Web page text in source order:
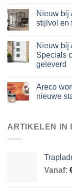
Nieuw bij
stijlvol en
Nieuw bij
Specials
geleverd
Areco
nieuwe
ARTIKELEN IN
Vanaf: